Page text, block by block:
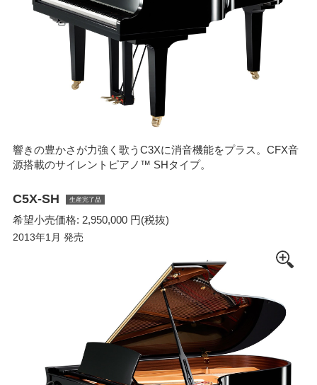
響きの豊かさが力強く歌うC3Xに消音機能をプラス。CFX音
源搭載のサイレントピアノ™ SHタイプ。
C5X-SH 生産完了品
希望小売価格: 2,950,000 円(税抜)
2013年1月 発売